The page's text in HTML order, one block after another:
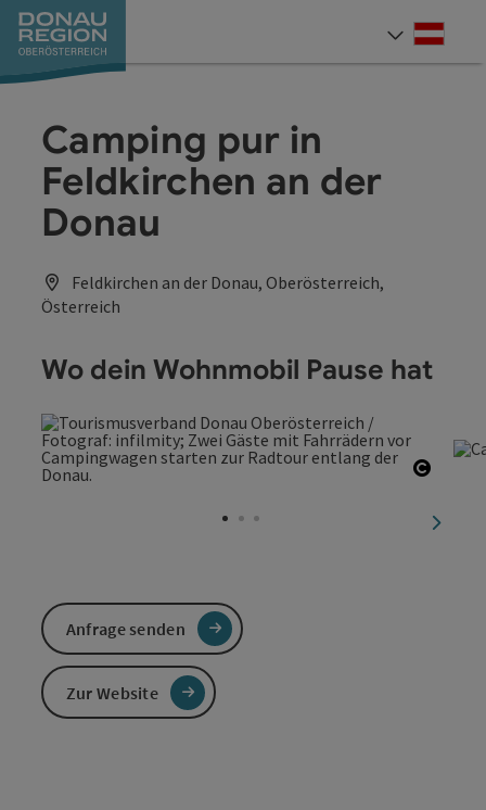
Zum Inhalt
Zur Navigation
Zum Seitenanfang
Zur Kontaktseite
Zum Impressum
Zur Startseite
Camping pur in
Feldkirchen an der
Donau
Feldkirchen an der Donau, Oberösterreich,
Österreich
Wo dein Wohnmobil Pause hat
Anfrage senden
Zur Website